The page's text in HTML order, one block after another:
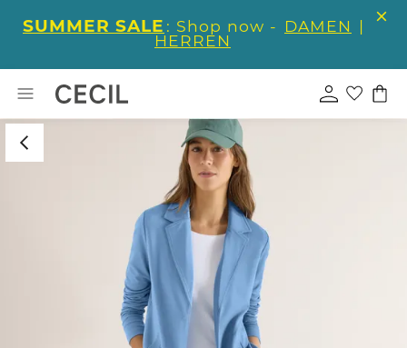
SUMMER SALE : Shop now - DAMEN |
HERREN